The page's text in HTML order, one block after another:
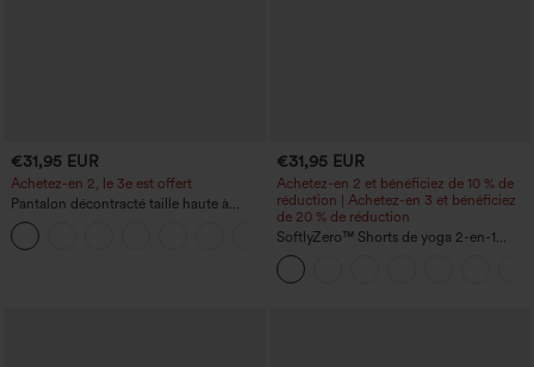
€31,95 EUR
Achetez-en 2, le 3e est offert
Pantalon décontracté taille haute à
cordon, coupe large en mélange de lin,
avec poches
+5
€31,95 EUR
Achetez-en 2 et bénéficiez de 10 % de
réduction | Achetez-en 3 et bénéficiez
de 20 % de réduction
SoftlyZero™ Shorts de yoga 2-en-1
InstantCool, super taille haute, aérés, 5''
avec poches — longueur allongée